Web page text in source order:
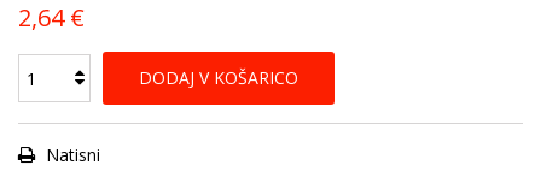
2,64 €
DODAJ V KOŠARICO
Natisni